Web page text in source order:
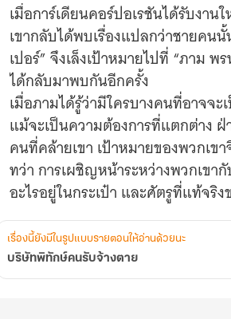
เมื่อการ์เดียนคอร์ปอเรชันได้รับงา
เขากลับได้พบเรื่องแปลกว่าชายคน
เปอร์” จึงเล็งเป้าหมายไปที่ “ภาม
ได้กลับมาพบกันอีกครั้ง
เมื่อภามได้รู้ว่ามีใครบางคนที่อาจจ
แม้จะเป็นความต้องการที่แตกต่าง
คนที่คล้ายเขา เป้าหมายของพวกเข
ทว่า การเผชิญหน้าระหว่างพวกเขา
เรื่องนี้ยังมีในรูปแบบรายตอนให้อ่านด้วยนะ
บริษัทพิทักษ์คนรับจ้างตาย